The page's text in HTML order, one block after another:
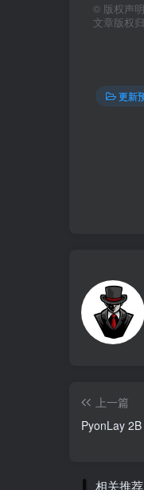
© 版权声明
文章版权
更新
上一篇
PyonLay
相关推荐